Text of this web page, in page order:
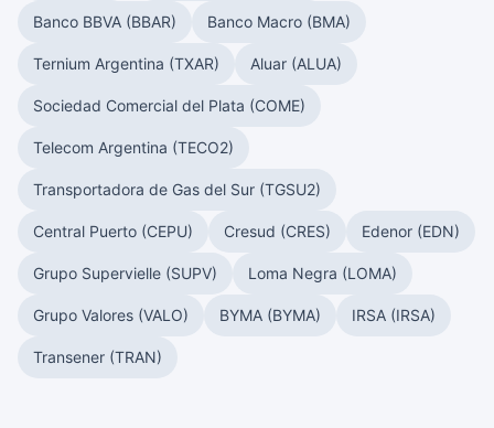
Banco BBVA (BBAR) Banco Macro (BMA)
Ternium Argentina (TXAR) Aluar (ALUA)
Sociedad Comercial del Plata (COME)
Telecom Argentina (TECO2)
Transportadora de Gas del Sur (TGSU2)
Central Puerto (CEPU) Cresud (CRES) Edenor (EDN)
Grupo Supervielle (SUPV) Loma Negra (LOMA)
Grupo Valores (VALO) BYMA (BYMA) IRSA (IRSA)
Transener (TRAN)